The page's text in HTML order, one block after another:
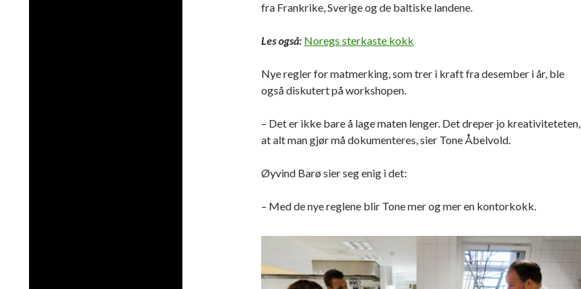
fra Frankrike, Sverige og de baltiske landene.
Les også: Noregs sterkaste kokk
Nye regler for matmerking, som trer i kraft fra desember i år, ble
også diskutert på workshopen.
– Det er ikke bare å lage maten lenger. Det dreper jo kreativiteteten,
at alt man gjør må dokumenteres, sier Tone Åbelvold.
Øyvind Barø sier seg enig i det:
– Med de nye reglene blir Tone mer og mer en kontorkokk.